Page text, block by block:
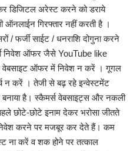
डिजिटल अरेस्ट करने को डराये
ऑनलाईन गिरफ्तार नहीं करती है ।
/ फर्जी साईट / धनराशि दोगुना करने
निवेश ऑफर जैसे YouTube like
वेबसाइट ऑफर में निवेश न करें । गूगल
न करें । तेजी से बढ़ रहे इन्वेस्टमेंट
बनाया है। स्कैमर्स वेबसाइट्स और नकली
छोटे-छोटे इनाम देकर भरोसा जीतते
निवेश करने पर मजबूर कर देते हैं। कम
ना करें व शक होने पर तत्काल